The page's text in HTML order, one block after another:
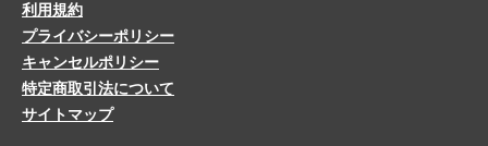
利用規約
プライバシーポリシー
キャンセルポリシー
特定商取引法について
サイトマップ